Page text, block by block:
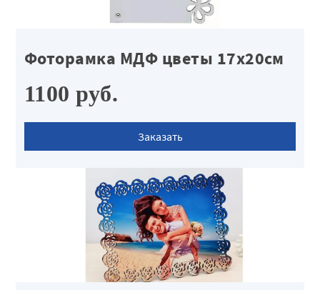
Фоторамка МДФ цветы 17х20см
1100 руб.
Заказать